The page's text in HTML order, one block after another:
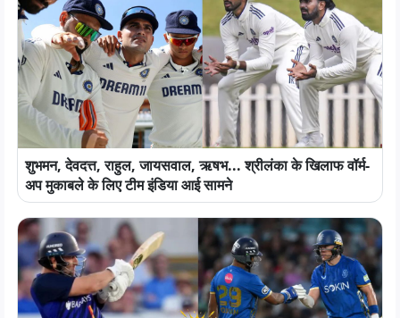
शुभमन, देवदत्त, राहुल, जायसवाल, ऋषभ... श्रीलंका के खिलाफ वॉर्म-
अप मुकाबले के लिए टीम इंडिया आई सामने